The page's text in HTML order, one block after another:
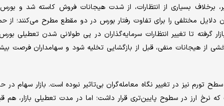
برخلاف بسیاری از انتظارات، از شدت هیجانات فروش کاسته شد و
دلایل مختلفی را برای تفاوت رفتار بورس در دو مقطع مطرح می‌کنند؛ از
گرفته تا تغییر انتظارات سرمایه‌گذاران در پی طولانی شدن تعطیلی
معاملات باعث شد بخشی از هیجانات منفی، قبل از بازگشایی تخلیه شود و سهامداران فرصت
تورم نیز در تغییر نگاه معامله‌گران بی‌تاثیر نبوده است. بازار سهام در
نرخ ارز در سطوح پایین‌تری قرار داشت؛ اما در مدت تعطیلی بازار، هم